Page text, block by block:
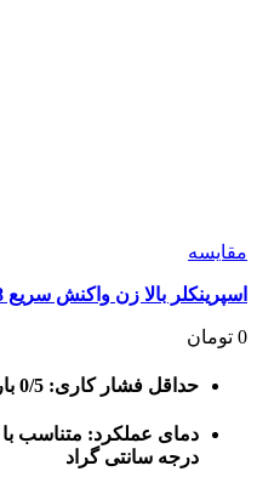
مقايسه
اسپرینکلر بالا زن واکنش سریع 3/8 57 factor-K آریا کوپلینگ
0 تومان
حداقل فشار کاری: 0/5 بار
درجه سانتی گراد